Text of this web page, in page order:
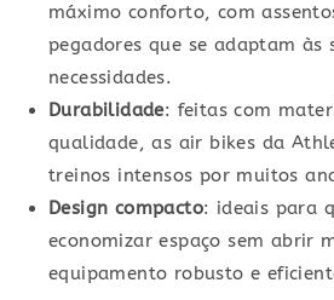
máximo conforto, com
pegadores que se adaptam às
necessidades.
Durabilidade: feitas com
qualidade, as air bikes da
treinos intensos por muitos
Design compacto: ideais para
economizar espaço sem abrir
equipamento robusto e